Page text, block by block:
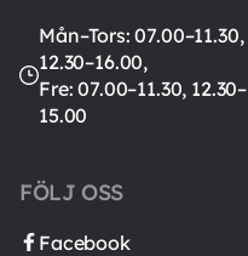
Mån–Tors: 07.00–11.30,
12.30–16.00,
Fre: 07.00–11.30, 12.30–
15.00
FÖLJ OSS
Facebook